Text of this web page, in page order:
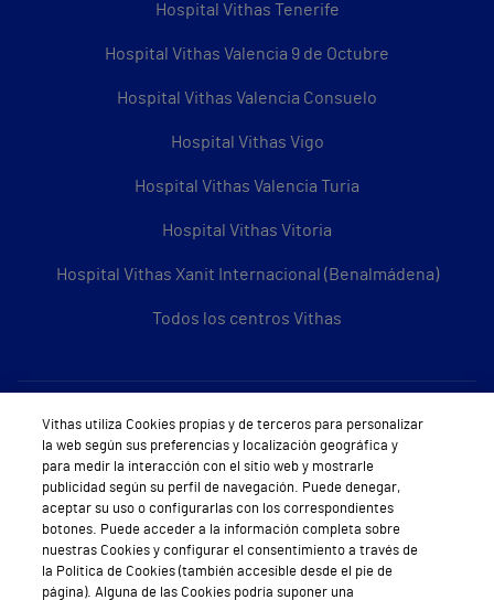
Hospital Vithas Tenerife
Hospital Vithas Valencia 9 de Octubre
Hospital Vithas Valencia Consuelo
Hospital Vithas Vigo
Hospital Vithas Valencia Turia
Hospital Vithas Vitoria
Hospital Vithas Xanit Internacional (Benalmádena)
Todos los centros Vithas
Sobre Vithas
Quiénes somos
Trabajar en Vithas
Teléfono Cita Médica
Teléfono Atención al Cliente
Vithas utiliza Cookies propias y de terceros para personalizar
la web según sus preferencias y localización geográfica y
para medir la interacción con el sitio web y mostrarle
publicidad según su perfil de navegación. Puede denegar,
aceptar su uso o configurarlas con los correspondientes
botones. Puede acceder a la información completa sobre
nuestras Cookies y configurar el consentimiento a través de
la Política de Cookies (también accesible desde el pie de
página). Alguna de las Cookies podría suponer una